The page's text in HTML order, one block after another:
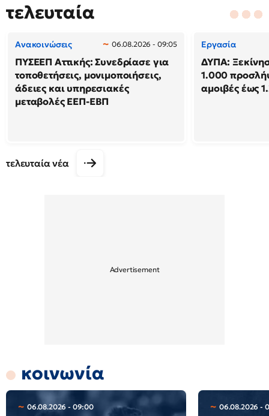
τελευταία
Ανακοινώσεις 06.08.2026 - 09:05
ΠΥΣΕΕΠ Αττικής: Συνεδρίασε για
τοποθετήσεις, μονιμοποιήσεις,
άδειες και υπηρεσιακές
μεταβολές ΕΕΠ-ΕΒΠ
Εργασία
ΔΥΠΑ:
1.000
αμοιβές έως
τελευταία νέα
κοινωνία
06.08.2026 - 09:00 06.08.2026 -